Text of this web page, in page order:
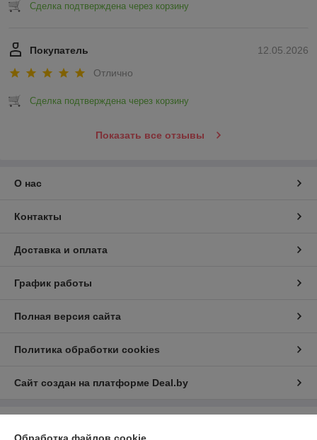
Сделка подтверждена через корзину
12.05.2026
Покупатель
Отлично
Сделка подтверждена через корзину
Показать все отзывы
О нас
Контакты
Доставка и оплата
График работы
Полная версия сайта
Политика обработки cookies
Сайт создан на платформе Deal.by